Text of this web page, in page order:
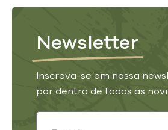
Newsletter
Inscreva-se em nossa
por dentro de todas as